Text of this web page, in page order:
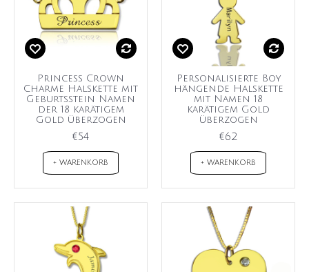
Princess Crown
Charme Halskette mit
Geburtsstein Namen
der 18 karätigem
Gold überzogen
€54
+ WARENKORB
Personalisierte Boy
hängende Halskette
mit Namen 18
karätigem Gold
überzogen
€62
+ WARENKORB